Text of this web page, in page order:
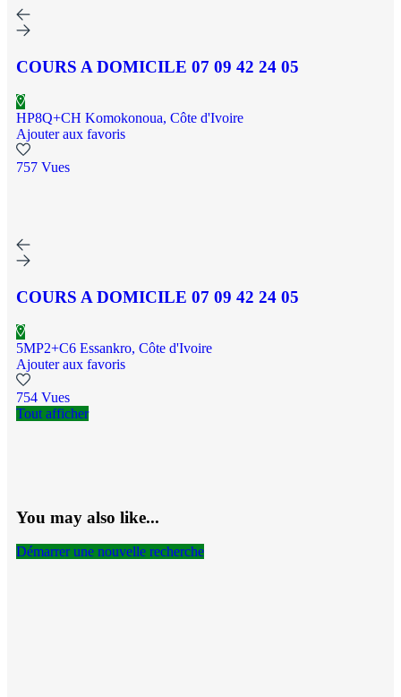
COURS A DOMICILE 07 09 42 24 05
HP8Q+CH Komokonoua, Côte d'Ivoire
Ajouter aux favoris
757 Vues
COURS A DOMICILE 07 09 42 24 05
5MP2+C6 Essankro, Côte d'Ivoire
Ajouter aux favoris
754 Vues
Tout afficher
You may also like...
Démarrer une nouvelle recherche